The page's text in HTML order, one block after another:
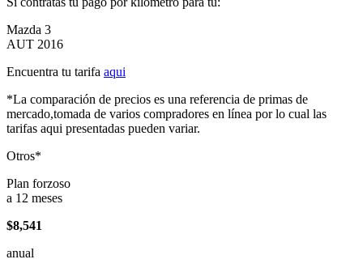
Mazda 3
AUT 2016
Encuentra tu tarifa aqui
*La comparación de precios es una referencia de primas de
mercado,tomada de varios compradores en línea por lo cual las
tarifas aqui presentadas pueden variar.
Otros*
Plan forzoso
a 12 meses
$8,541
anual